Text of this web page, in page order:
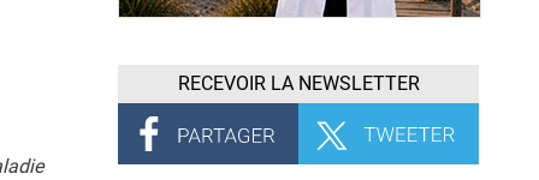
RECEVOIR LA NEWSLETTER